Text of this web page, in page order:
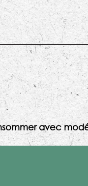
avec